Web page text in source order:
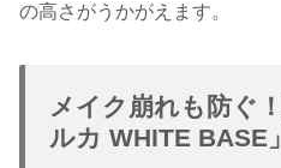
の高さがうかがえます。
メイク崩れも防ぐ
ルカ WHITE BASE